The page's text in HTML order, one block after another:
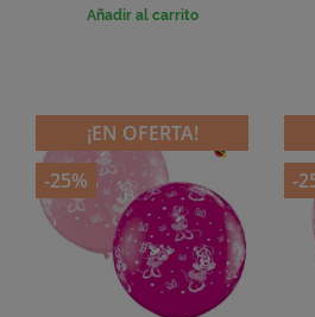
Añadir al carrito
¡EN OFERTA!
-25%
-